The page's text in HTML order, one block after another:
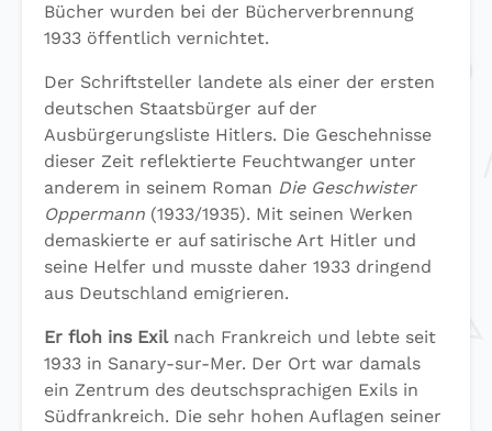
Bücher wurden bei der Bücherverbrennung
1933 öffentlich vernichtet.
Der Schriftsteller landete als einer der ersten
deutschen Staatsbürger auf der
Ausbürgerungsliste Hitlers. Die Geschehnisse
dieser Zeit reflektierte Feuchtwanger unter
anderem in seinem Roman Die Geschwister
Oppermann (1933/1935). Mit seinen Werken
demaskierte er auf satirische Art Hitler und
seine Helfer und musste daher 1933 dringend
aus Deutschland emigrieren.
Er floh ins Exilnach Frankreich und lebte seit
1933 in Sanary-sur-Mer. Der Ort war damals
ein Zentrum des deutschsprachigen Exils in
Südfrankreich. Die sehr hohen Auflagen seiner